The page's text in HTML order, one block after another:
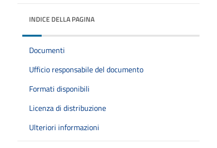
INDICE DELLA PAGINA
Documenti
Ufficio responsabile del documento
Formati disponibili
Licenza di distribuzione
Ulteriori informazioni